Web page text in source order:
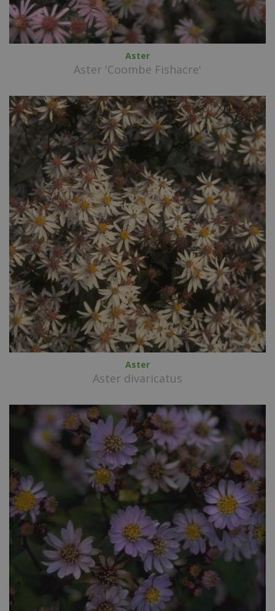
Aster
Aster 'Coombe Fishacre'
Aster
Aster divaricatus